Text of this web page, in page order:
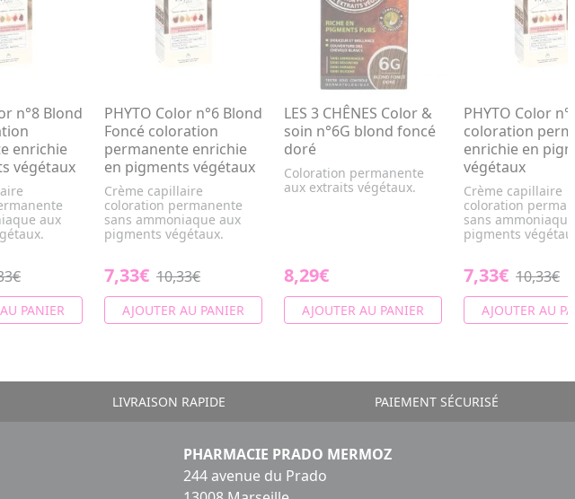
n°8 Blond
enrichie
végétaux
aux
PANIER
PHYTO Color n°6 Blond
Foncé coloration
permanente enrichie
en pigments végétaux
Crème capillaire
coloration permanente
sans ammoniaque aux
pigments végétaux.
7,33€ 10,33€
AJOUTER AU PANIER
LES 3 CHÊNES Color &
soin n°6G blond foncé
doré
Coloration permanente
aux extraits végétaux.
8,29€
AJOUTER AU PANIER
PHYTO Color
coloration
enrichie en
végétaux
Crème capillaire
coloration
sans
pigments
7,33€ 10,33€
AJOUTER AU
LIVRAISON RAPIDE PAIEMENT SÉCURISÉ
PHARMACIE PRADO MERMOZ
244 avenue du Prado